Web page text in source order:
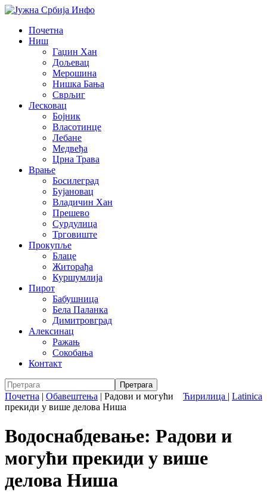
Почетна
Ниш
Гаџин Хан
Дољевац
Мерошина
Нишка Бања
Сврљиг
Лесковац
Бојник
Власотинце
Лебане
Медвеђа
Црна Трава
Врање
Босилеград
Бујановац
Владичин Хан
Прешево
Сурдулица
Трговиште
Прокупље
Блаце
Житорађа
Куршумлија
Пирот
Бабушница
Бела Паланка
Димитровград
Алексинац
Ражањ
Сокобања
Контакт
Ћирилица | Latinica
Почетна | Обавештења | Радови и могући
прекиди у више делова Ниша
Водоснабдевање: Радови и
могући прекиди у више
делова Ниша